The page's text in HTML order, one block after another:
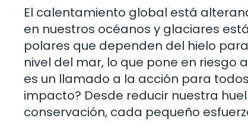
El calentamiento global está
en nuestros océanos y glaciares
polares que dependen del hielo
nivel del mar, lo que pone en riesgo
es un llamado a la acción para
impacto? Desde reducir nuestra
conservación, cada pequeño